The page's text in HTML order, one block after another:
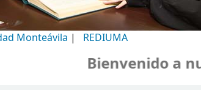
Monteávila | REDIUMA
Bienvenido a